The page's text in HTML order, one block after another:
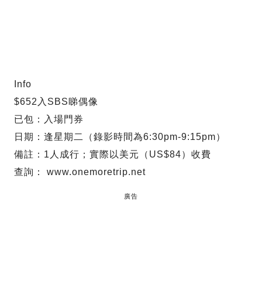
Info
$652入SBS睇偶像
已包：入場門券
日期：逢星期二（錄影時間為6:30pm-9:15pm）
備註：1人成行；實際以美元（US$84）收費
查詢： www.onemoretrip.net
廣告